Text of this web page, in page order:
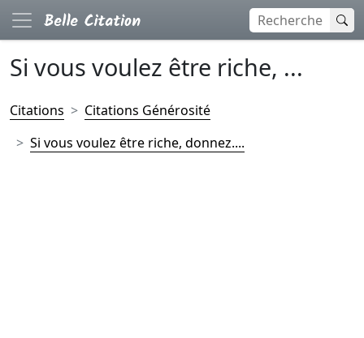
Si vous voulez être riche, ...
Citations
Citations Générosité
Si vous voulez être riche, donnez....